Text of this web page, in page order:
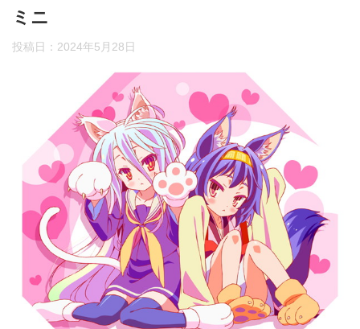
ミニ
投稿日： 2024年5月28日